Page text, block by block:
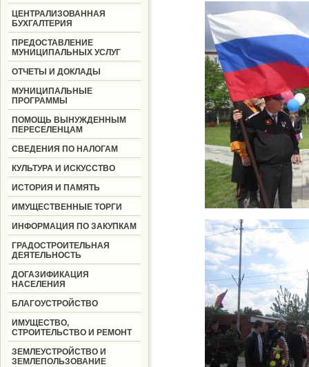
ЦЕНТРАЛИЗОВАННАЯ
БУХГАЛТЕРИЯ
ПРЕДОСТАВЛЕНИЕ
МУНИЦИПАЛЬНЫХ УСЛУГ
ОТЧЕТЫ И ДОКЛАДЫ
МУНИЦИПАЛЬНЫЕ
ПРОГРАММЫ
ПОМОЩЬ ВЫНУЖДЕННЫМ
ПЕРЕСЕЛЕНЦАМ
СВЕДЕНИЯ ПО НАЛОГАМ
КУЛЬТУРА И ИСКУССТВО
ИСТОРИЯ И ПАМЯТЬ
ИМУЩЕСТВЕННЫЕ ТОРГИ
ИНФОРМАЦИЯ ПО ЗАКУПКАМ
ГРАДОСТРОИТЕЛЬНАЯ
ДЕЯТЕЛЬНОСТЬ
ДОГАЗИФИКАЦИЯ
НАСЕЛЕНИЯ
БЛАГОУСТРОЙСТВО
ИМУЩЕСТВО,
СТРОИТЕЛЬСТВО И РЕМОНТ
ЗЕМЛЕУСТРОЙСТВО И
ЗЕМЛЕПОЛЬЗОВАНИЕ